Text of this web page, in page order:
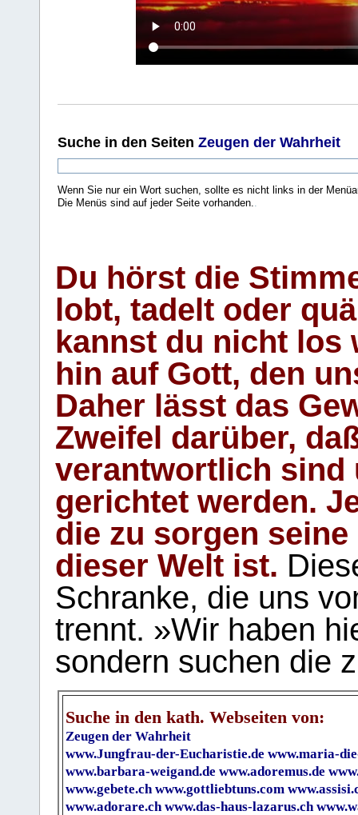
Suche in den Seiten Zeugen der Wahrheit
Wenn Sie nur ein Wort suchen, sollte es nicht links in der
Die Menüs sind auf jeder Seite vorhanden..
Du hörst die
lobt, tadelt oder
kannst du nicht los
hin auf Gott, den
Daher lässt das
Zweifel darüber,
verantwortlich sind
gerichtet werden.
die zu sorgen
dieser Welt ist.
Schranke, die uns
trennt. »Wir haben
sondern suchen die
Suche in den kath. Webseiten von:
Zeugen der Wahrheit
www.Jungfrau-der-Eucharistie.de www.maria-
www.barbara-weigand.de www.adoremus.de
www.gebete.ch www.gottliebtuns.com
www.adorare.ch www.das-haus-lazarus.ch